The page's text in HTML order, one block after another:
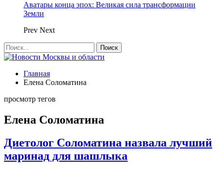
Аватары конца эпох: Великая сила трансформации
Земли
Prev Next
Главная
Елена Соломатина
просмотр тегов
Елена Соломатина
Диетолог Соломатина назвала лучший
маринад для шашлыка